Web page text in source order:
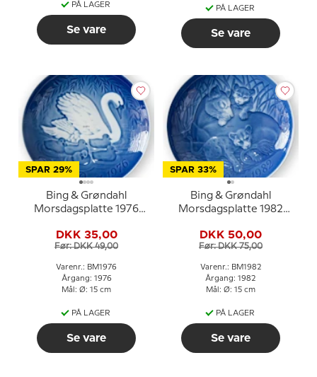
PÅ LAGER
Se vare
PÅ LAGER
Se vare
SPAR 29%
Bing & Grøndahl
Morsdagsplatte 1976
DKK 35,00
Før: DKK 49,00
Varenr.: BM1976
Årgang: 1976
Mål: Ø: 15 cm
PÅ LAGER
Se vare
SPAR 33%
Bing & Grøndahl
Morsdagsplatte 1982
DKK 50,00
Før: DKK 75,00
Varenr.: BM1982
Årgang: 1982
Mål: Ø: 15 cm
PÅ LAGER
Se vare